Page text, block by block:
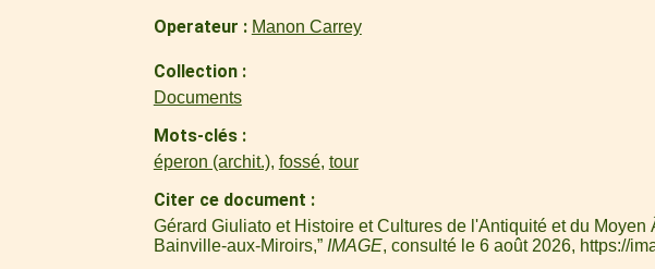
Operateur Manon Carrey
Collection
Documents
Mots-clés
éperon (archit.), fossé, tour
Citer ce document
Gérard Giuliato et Histoire et Cultures de l'Antiquité et du
Bainville-aux-Miroirs,” IMAGE, consulté le 6 août 2026, https://